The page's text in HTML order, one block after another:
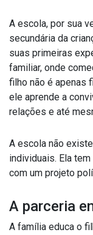
A escola, por sua
secundária da
suas primeiras
familiar, onde
filho não é apenas
ele aprende a
relações e até
A escola não
individuais. Ela
com um projeto
A parceria
A família educa o